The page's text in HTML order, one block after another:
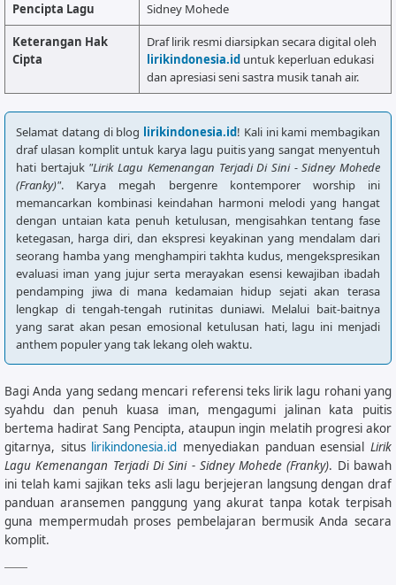
Pencipta Lagu Sidney Mohede
Keterangan Hak
Cipta
Draf lirik resmi diarsipkan secara digital oleh
lirikindonesia.id untuk keperluan edukasi
dan apresiasi seni sastra musik tanah air.
Selamat datang di blog lirikindonesia.id! Kali ini kami membagikan
draf ulasan komplit untuk karya lagu puitis yang sangat menyentuh
hati bertajuk "Lirik Lagu Kemenangan Terjadi Di Sini - Sidney Mohede
(Franky)". Karya megah bergenre kontemporer worship ini
memancarkan kombinasi keindahan harmoni melodi yang hangat
dengan untaian kata penuh ketulusan, mengisahkan tentang fase
ketegasan, harga diri, dan ekspresi keyakinan yang mendalam dari
seorang hamba yang menghampiri takhta kudus, mengekspresikan
evaluasi iman yang jujur serta merayakan esensi kewajiban ibadah
pendamping jiwa di mana kedamaian hidup sejati akan terasa
lengkap di tengah-tengah rutinitas duniawi. Melalui bait-baitnya
yang sarat akan pesan emosional ketulusan hati, lagu ini menjadi
anthem populer yang tak lekang oleh waktu.
Bagi Anda yang sedang mencari referensi teks lirik lagu rohani yang
syahdu dan penuh kuasa iman, mengagumi jalinan kata puitis
bertema hadirat Sang Pencipta, ataupun ingin melatih progresi akor
gitarnya, situs lirikindonesia.id menyediakan panduan esensialLirik
Lagu Kemenangan Terjadi Di Sini - Sidney Mohede (Franky). Di bawah
ini telah kami sajikan teks asli lagu berjejeran langsung dengan draf
panduan aransemen panggung yang akurat tanpa kotak terpisah
guna mempermudah proses pembelajaran bermusik Anda secara
komplit.